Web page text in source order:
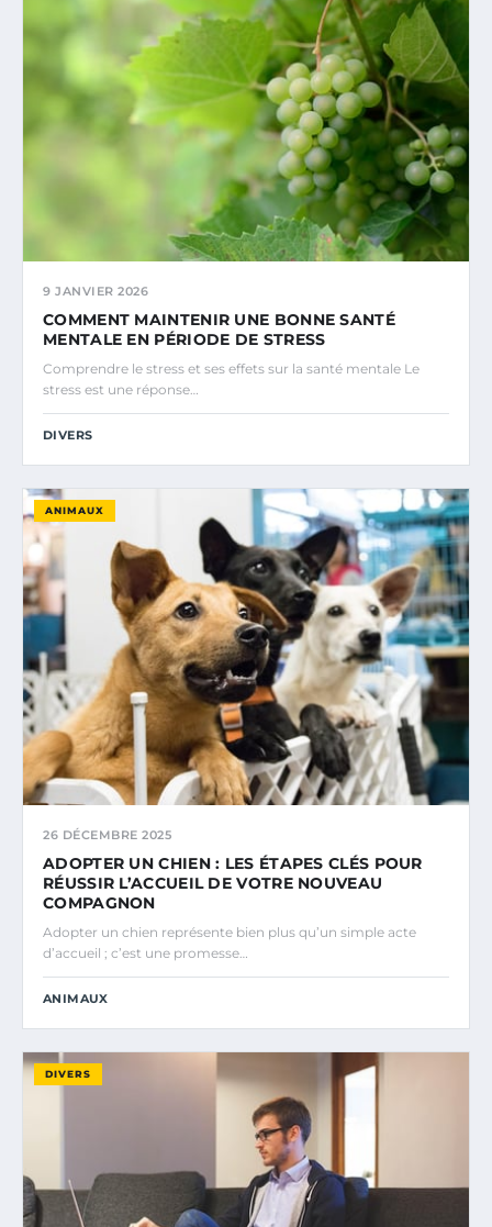
9 JANVIER 2026
COMMENT MAINTENIR UNE BONNE SANTÉ
MENTALE EN PÉRIODE DE STRESS
Comprendre le stress et ses effets sur la santé mentale Le
stress est une réponse…
DIVERS
ANIMAUX
26 DÉCEMBRE 2025
ADOPTER UN CHIEN : LES ÉTAPES CLÉS POUR
RÉUSSIR L’ACCUEIL DE VOTRE NOUVEAU
COMPAGNON
Adopter un chien représente bien plus qu’un simple acte
d’accueil ; c’est une promesse…
ANIMAUX
DIVERS